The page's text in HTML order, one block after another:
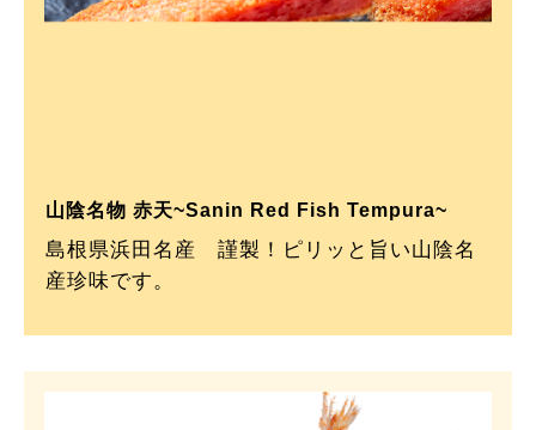
山陰名物 赤天~Sanin Red Fish Tempura~
島根県浜田名産 謹製！ピリッと旨い山陰名
産珍味です。